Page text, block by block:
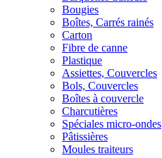
Bougies
Boîtes, Carrés rainés
Carton
Fibre de canne
Plastique
Assiettes, Couvercles
Bols, Couvercles
Boîtes à couvercle
Charcutières
Spéciales micro-ondes
Pâtissières
Moules traiteurs